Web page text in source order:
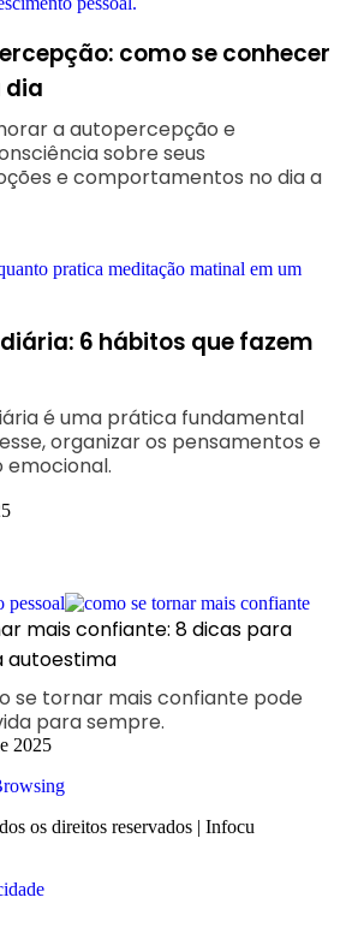
como se conhecer
dia
a autopercepção e
sobre seus
e comportamentos no dia a
6 hábitos que fazem
é uma prática fundamental
organizar os pensamentos e
pessoal
mais confiante: 8 dicas para
autoestima
se tornar mais confiante pode
para sempre.
2025
os direitos reservados | Infocu